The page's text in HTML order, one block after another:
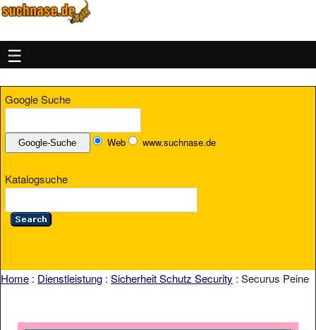
MENU
Google Suche
Web www.suchnase.de
Katalogsuche
Home : Dienstleistung : Sicherheit Schutz Security : Securus Peine